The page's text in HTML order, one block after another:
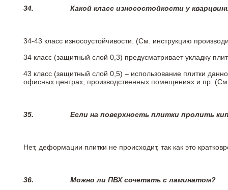
34. Какой класс износостойкости у
34-43 класс износоустойчивости. (См. инструкцию
34 класс (защитный слой 0,3) предусматривает укладку
43 класс (защитный слой 0,5) – использование плитки
офисных центрах, производственных помещениях и пр.
35. Если на поверхность плитки пролить
Нет, деформации плитки не происходит, так как это
36. Можно ли ПВХ сочетать с ламинатом?